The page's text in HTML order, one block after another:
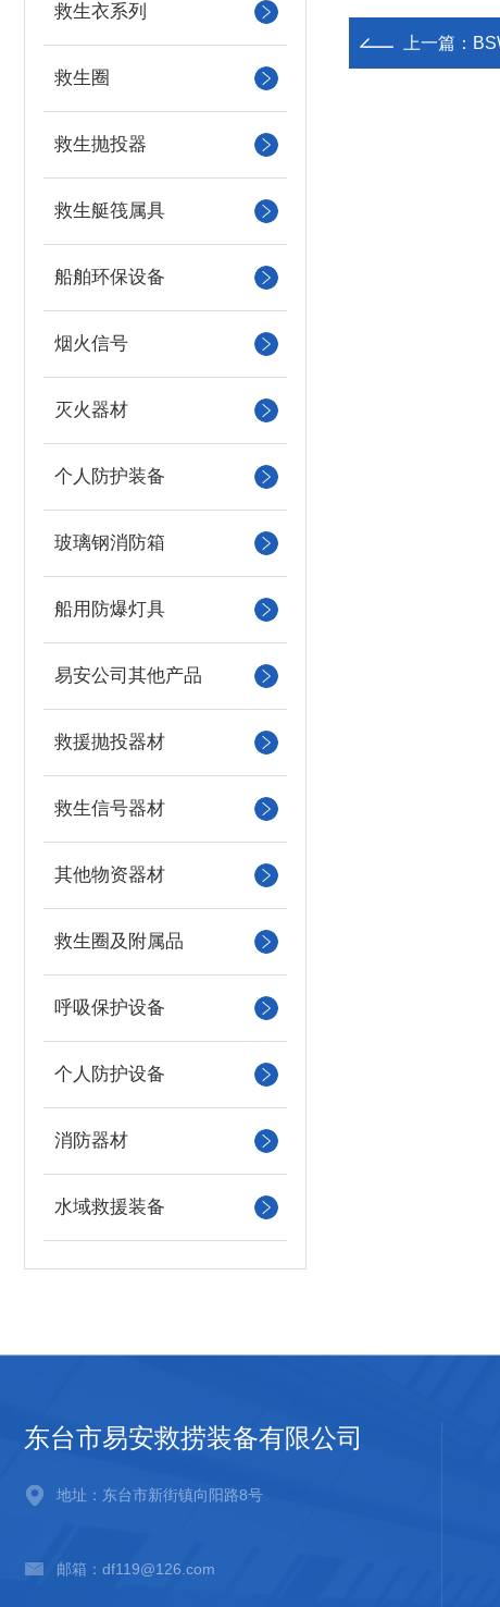
救生衣系列
救生圈
救生抛投器
救生艇筏属具
船舶环保设备
烟火信号
灭火器材
个人防护装备
玻璃钢消防箱
船用防爆灯具
易安公司其他产品
救援抛投器材
救生信号器材
其他物资器材
救生圈及附属品
呼吸保护设备
个人防护设备
消防器材
水域救援装备
上一篇：
东台市易安救捞装备有限公司
地址：东台市新街镇向阳路8号
邮箱：df119@126.com